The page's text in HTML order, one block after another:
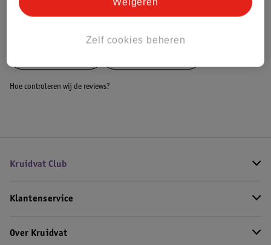
Hoe controleren wij de reviews?
Kruidvat Club
Klantenservice
Over Kruidvat
Zelf cookies beheren
Weigeren